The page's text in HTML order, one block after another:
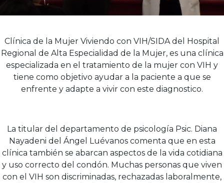
Clínica de la Mujer Viviendo con VIH/SIDA del Hospital
Regional de Alta Especialidad de la Mujer, es una clínica
especializada en el tratamiento de la mujer con VIH y
tiene como objetivo ayudar a la paciente a que se
enfrente y adapte a vivir con este diagnostico.
La titular del departamento de psicología Psic. Diana
Nayadeni del Ángel Luévanos comenta que en esta
clínica también se abarcan aspectos de la vida cotidiana
y uso correcto del condón. Muchas personas que viven
con el VIH son discriminadas, rechazadas laboralmente,